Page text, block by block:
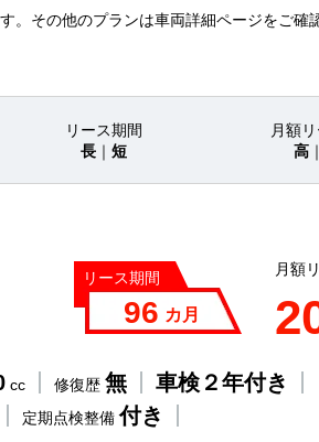
その他のプランは車両詳細ページをご確
リース期間
長 ｜ 短
月額
高 ｜
リース期間
96 カ月
月額
cc 修復歴 無 車検２年付き
定期点検整備付き